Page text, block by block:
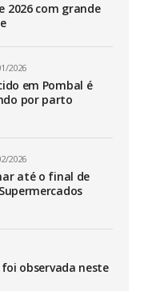
2026 com grande
2026
em Pombal é
por parto
2026
até o final de
observada neste